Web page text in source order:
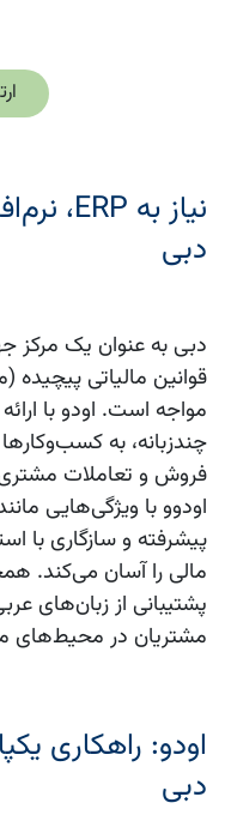
دبی
دبی به عنوان یک مرکز
چندزبانه، به
فروش و تعاملات مشتری
اودوو با ویژگی‌هایی
پیشرفته و سازگاری با
پشتیبانی از زبان‌های
مشتریان در محیط‌های
اودو: راهکاری
دبی